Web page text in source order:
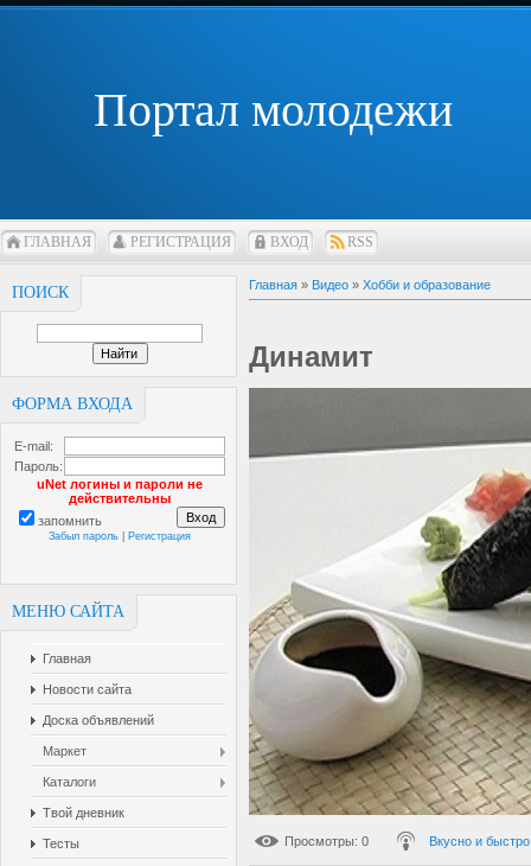
Портал молодежи
ГЛАВНАЯ РЕГИСТРАЦИЯ ВХОД RSS
ПОИСК
ФОРМА ВХОДА
E-mail:
Пароль:
uNet логины и пароли не
действительны
запомнить
Забыл пароль Регистрация
МЕНЮ САЙТА
Главная
Новости сайта
Доска объявлений
Маркет
Каталоги
Твой дневник
Тесты
Главная » Видео » Хобби и образование
Динамит
Просмотры: 0 Вкусно и быстро